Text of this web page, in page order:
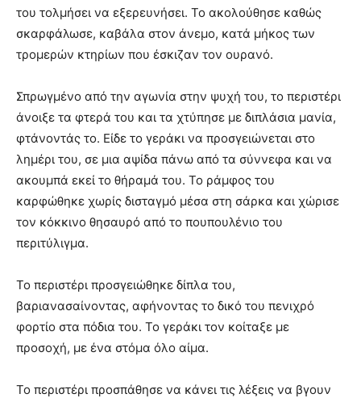
του τολμήσει να εξερευνήσει. Το ακολούθησε καθώς
σκαρφάλωσε, καβάλα στον άνεμο, κατά μήκος των
τρομερών κτηρίων που έσκιζαν τον ουρανό.
Σπρωγμένο από την αγωνία στην ψυχή του, το περιστέρι
άνοιξε τα φτερά του και τα χτύπησε με διπλάσια μανία,
φτάνοντάς το. Είδε το γεράκι να προσγειώνεται στο
λημέρι του, σε μια αψίδα πάνω από τα σύννεφα και να
ακουμπά εκεί το θήραμά του. Το ράμφος του
καρφώθηκε χωρίς δισταγμό μέσα στη σάρκα και χώρισε
τον κόκκινο θησαυρό από το πουπουλένιο του
περιτύλιγμα.
Το περιστέρι προσγειώθηκε δίπλα του,
βαριανασαίνοντας, αφήνοντας το δικό του πενιχρό
φορτίο στα πόδια του. Το γεράκι τον κοίταξε με
προσοχή, με ένα στόμα όλο αίμα.
Το περιστέρι προσπάθησε να κάνει τις λέξεις να βγουν